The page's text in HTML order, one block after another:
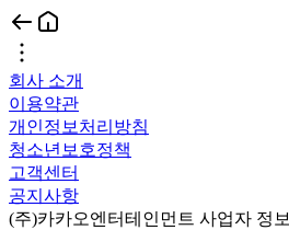
회사 소개
이용약관
개인정보처리방침
청소년보호정책
고객센터
공지사항
(주)카카오엔터테인먼트 사업자 정보